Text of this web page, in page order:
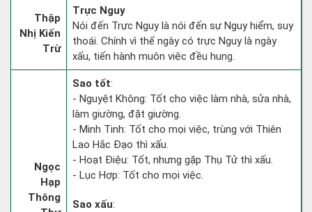
Thập
Nhị Kiến
Trừ
Trực Nguy
Nói đến Trực Nguy là nói đến sự Nguy hiểm, suy
thoái. Chính vì thế ngày có trực Nguy là ngày
xấu, tiến hành muôn việc đều hung.
Ngọc
Hạp
Thông
Sao tốt:
- Nguyệt Không: Tốt cho việc làm nhà, sửa nhà,
làm giường, đặt giường.
- Minh Tinh: Tốt cho mọi việc, trùng với Thiên
Lao Hắc Đạo thì xấu.
- Hoạt Điệu: Tốt, nhưng gặp Thụ Tử thì xấu.
- Lục Hợp: Tốt cho mọi việc.
Sao xấu: